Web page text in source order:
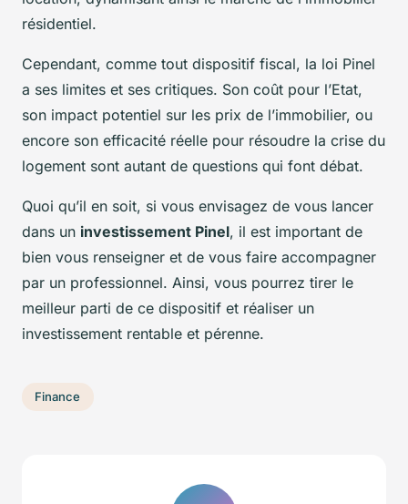
résidentiel.
Cependant, comme tout dispositif fiscal, la loi Pinel
a ses limites et ses critiques. Son coût pour l’Etat,
son impact potentiel sur les prix de l’immobilier, ou
encore son efficacité réelle pour résoudre la crise du
logement sont autant de questions qui font débat.
Quoi qu’il en soit, si vous envisagez de vous lancer
dans un investissement Pinel, il est important de
bien vous renseigner et de vous faire accompagner
par un professionnel. Ainsi, vous pourrez tirer le
meilleur parti de ce dispositif et réaliser un
investissement rentable et pérenne.
Finance